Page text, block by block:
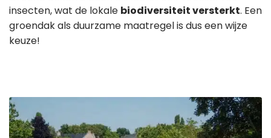
insecten, wat de lokale biodiversiteit versterkt. Een
groendak als duurzame maatregel is dus een wijze
keuze!